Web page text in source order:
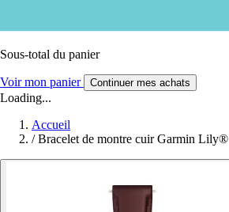
Sous-total du panier
Voir mon panier Continuer mes achats
Loading...
Accueil
/ Bracelet de montre cuir Garmin Lily®